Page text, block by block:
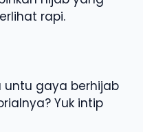
rapi.
untu gaya berhijab
Yuk intip